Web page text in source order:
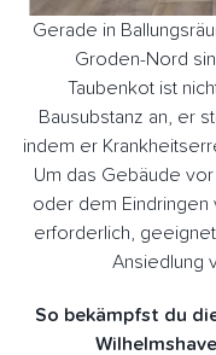
Gerade in
Groden-Nord
Taubenkot ist
Bausubstanz an, er
indem er
Um das Gebäude
oder dem Eindringen
erforderlich,
Ansiedlung
So bekämpfst du